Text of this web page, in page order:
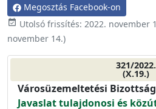
Megosztás Facebook-on
event_available Utolsó frissítés: 2022. november
november 14.)
321/2022.
(X.19.)
Városüzemeltetési
Javaslat tulajdonosi és